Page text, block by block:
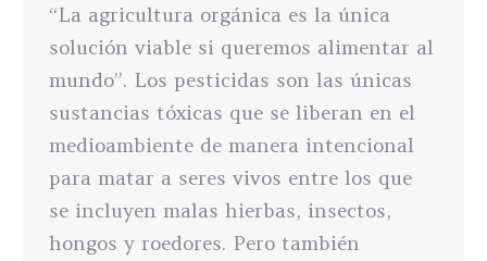
“La agricultura orgánica es la única
solución viable si queremos alimentar al
mundo”. Los pesticidas son las únicas
sustancias tóxicas que se liberan en el
medioambiente de manera intencional
para matar a seres vivos entre los que
se incluyen malas hierbas, insectos,
hongos y roedores. Pero también